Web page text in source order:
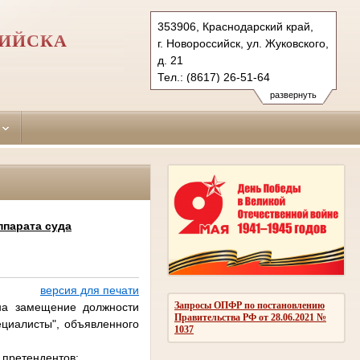
развернуть
353906, Краснодарский край,
г. Новороссийск, ул. Жуковского,
д. 21
Тел.: (8617) 26-51-64
novorossisk-
leninsky.krd@sudrf.ru
Запросы ОПФР по постановлению
Правительства РФ от 28.06.2021 №
1037
суда
версия для печати
замещение должности
объявленного